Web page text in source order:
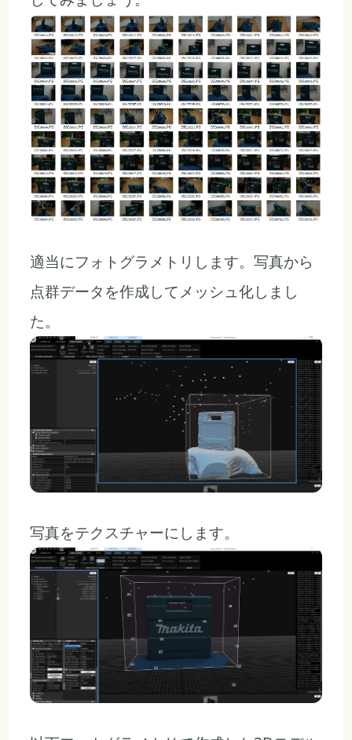
適当にフォトグラメトリします。写真から
点群データを作成してメッシュ化しまし
た。
写真をテクスチャーにします。